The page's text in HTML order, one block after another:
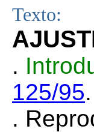
Texto:
.
125/95.
.